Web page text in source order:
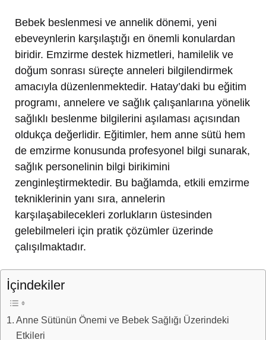
Bebek beslenmesi ve annelik dönemi, yeni
ebeveynlerin karşılaştığı en önemli konulardan
biridir. Emzirme destek hizmetleri, hamilelik ve
doğum sonrası süreçte anneleri bilgilendirmek
amacıyla düzenlenmektedir. Hatay’daki bu eğitim
programı, annelere ve sağlık çalışanlarına yönelik
sağlıklı beslenme bilgilerini aşılaması açısından
oldukça değerlidir. Eğitimler, hem anne sütü hem
de emzirme konusunda profesyonel bilgi sunarak,
sağlık personelinin bilgi birikimini
zenginleştirmektedir. Bu bağlamda, etkili emzirme
tekniklerinin yanı sıra, annelerin
karşılaşabilecekleri zorlukların üstesinden
gelebilmeleri için pratik çözümler üzerinde
çalışılmaktadır.
İçindekiler
Anne Sütünün Önemi ve Bebek Sağlığı Üzerindeki
Etkileri